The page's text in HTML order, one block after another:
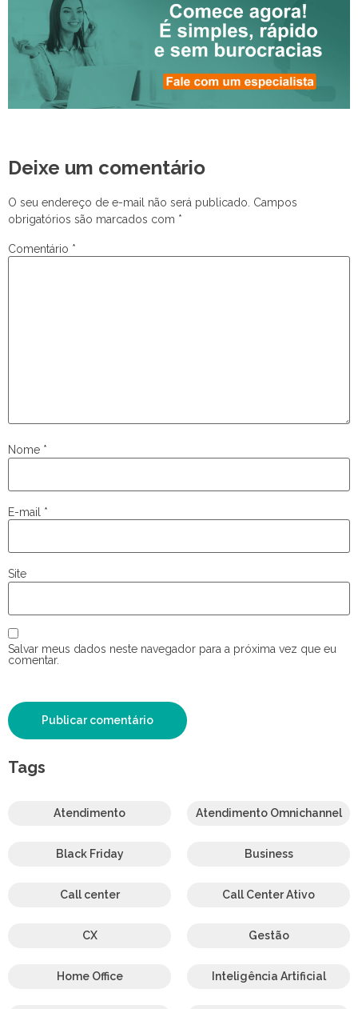
Deixe um comentário
O seu endereço de e-mail não será publicado. Campos
obrigatórios são marcados com *
Comentário *
Nome *
E-mail *
Site
Salvar meus dados neste navegador para a próxima vez que eu
comentar.
Tags
Atendimento Atendimento Omnichannel
Black Friday Business
Call center Call Center Ativo
CX Gestão
Home Office Inteligência Artificial